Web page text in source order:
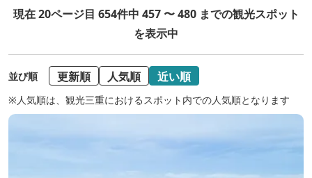
現在 20ページ目 654件中 457 〜 480 までの観光スポット
を表示中
並び順 更新順 人気順 近い順
※人気順は、観光三重におけるスポット内での人気順となります